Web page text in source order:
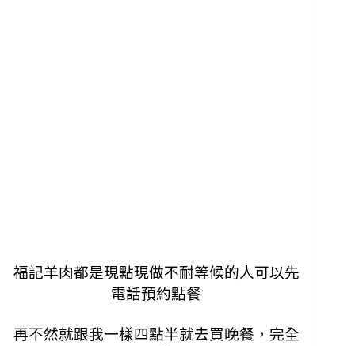
福記羊肉都是現點現做不耐等候的人可以先
電話預約點餐
再不然就跟我一樣四點半就去買晚餐，完全